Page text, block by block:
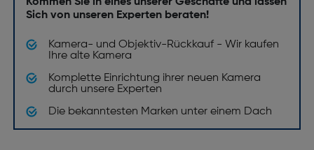
Staubschutz: Nein
Leistungen
Kompatibilität: Nikon F
Sich von unseren Experten beraten!
Kamera- und Objektiv-Rückkauf - Wir kaufen
Ihre alte Kamera
Komplette Einrichtung ihrer neuen Kamera
durch unsere Experten
Die bekanntesten Marken unter einem Dach